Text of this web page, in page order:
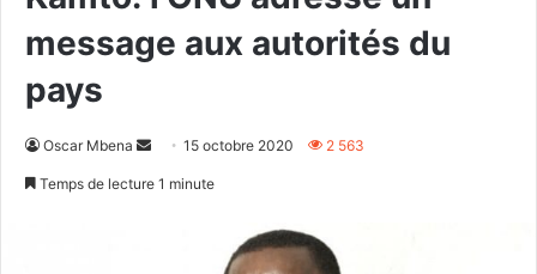
message aux autorités du
pays
Oscar Mbena
Envoyer15 octobre 2020 2 563
Temps de lecture 1 minute